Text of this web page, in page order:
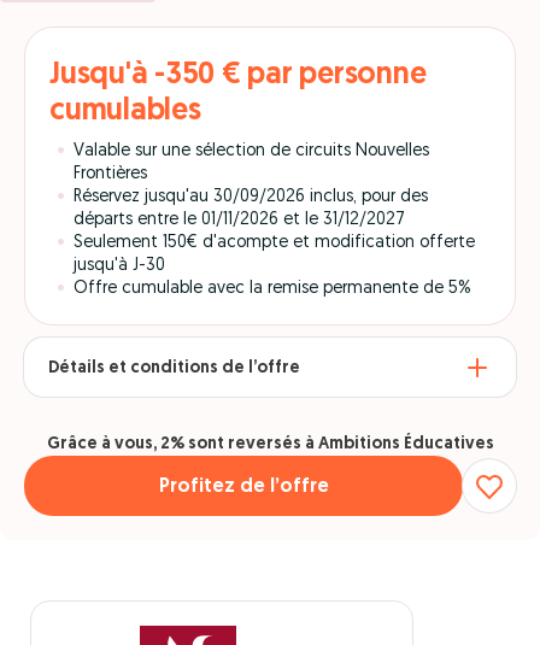
Jusqu'à -350 € par personne
cumulables
Valable sur une sélection de circuits Nouvelles
Frontières
Réservez jusqu'au 30/09/2026 inclus, pour des
départs entre le 01/11/2026 et le 31/12/2027
Seulement 150€ d'acompte et modification offerte
jusqu'à J-30
Offre cumulable avec la remise permanente de 5%
Détails et conditions de l’offre
Profitez de l’offre
Grâce à vous, 2% sont reversés à Ambitions Éducatives